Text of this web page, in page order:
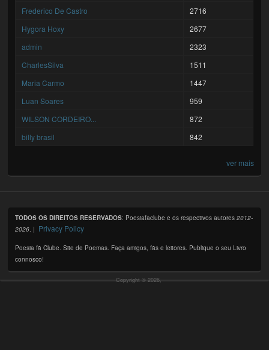
Frederico De Castro
2716
Hygora Hoxy
2677
admin
2323
CharlesSilva
1511
Maria Carmo
1447
Luan Soares
959
WILSON CORDEIRO...
872
billy brasil
842
ver mais
TODOS OS DIREITOS RESERVADOS: Poesiafaclube e os respectivos autores2012-
2026. | Privacy Policy
Poesia fã Clube. Site de Poemas. Faça amigos, fãs e leitores. Publique o seu Livro
connosco!
Copyright © 2026,